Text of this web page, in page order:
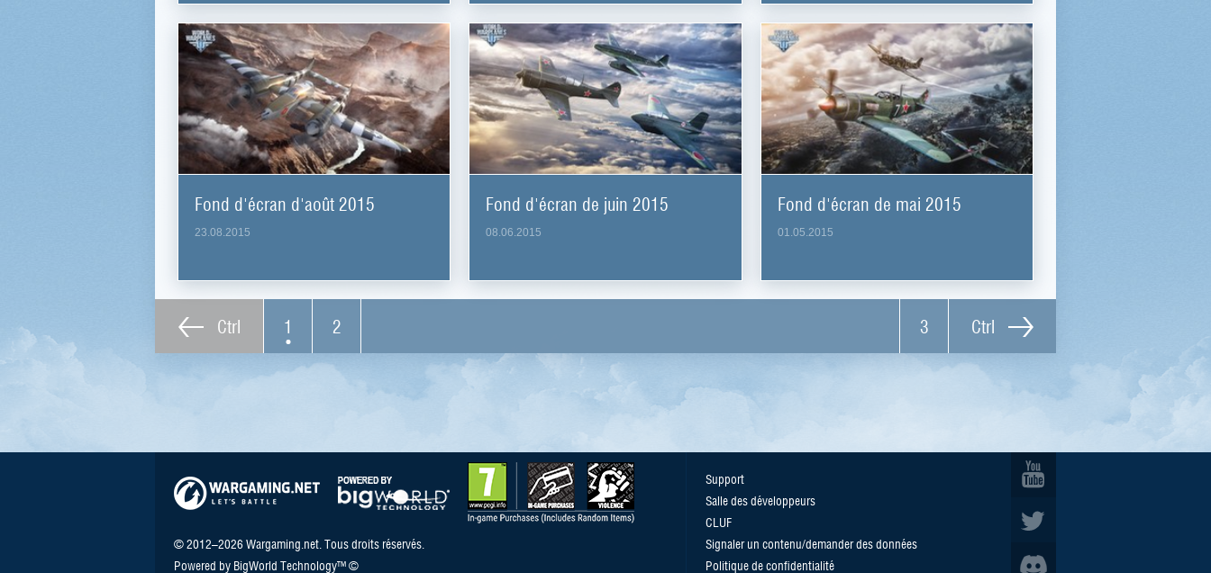
Fond d'écran d'août 2015
23.08.2015
Fond d'écran de juin 2015
08.06.2015
Fond d'écran de mai 2015
01.05.2015
Ctrl 1 2 3 Ctrl
© 2012–2026 Wargaming.net. Tous droits réservés.
Powered by BigWorld Technology™ ©
Support
Salle des développeurs
CLUF
Signaler un contenu/demander des données
Politique de confidentialité